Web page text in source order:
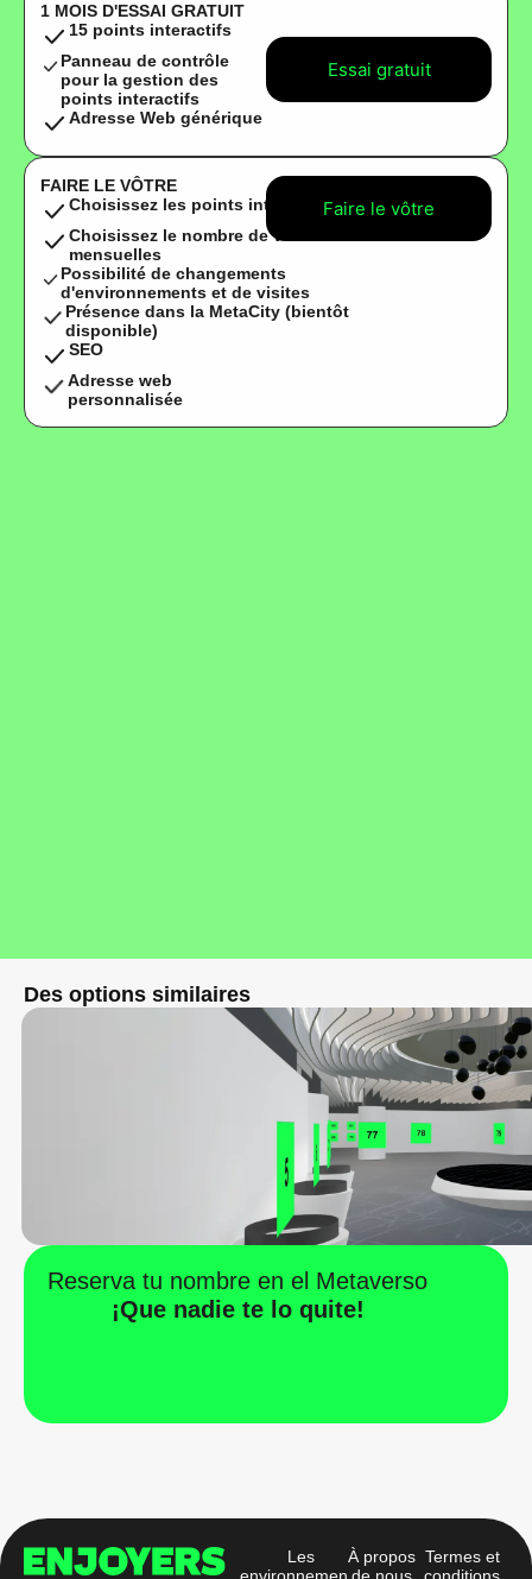
1 MOIS D'ESSAI GRATUIT
15 points interactifs
Panneau de contrôle
pour la gestion des
points interactifs
Adresse Web générique
Essai gratuit
FAIRE LE VÔTRE
Choisissez les points interactifs
Choisissez le nombre de visites
mensuelles
Possibilité de changements
d'environnements et de visites
Présence dans la MetaCity (bientôt
disponible)
SEO
Adresse web
personnalisée
Faire le vôtre
Des options similaires
Reserva tu nombre en el Metaverso
¡Que nadie te lo quite!
Les
environnements
À propos
de nous
Termes et
conditions